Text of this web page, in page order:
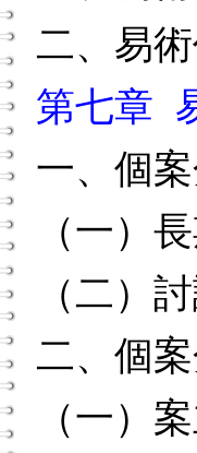
二、易
第七章
一、個
（一）
（二）
二、個
（一）